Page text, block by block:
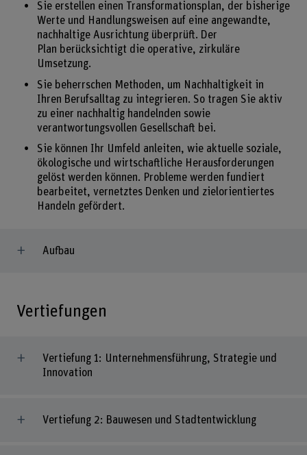
Sie erstellen einen Transformationsplan, der bisherige
Werte und Handlungsweisen auf eine angewandte,
nachhaltige Ausrichtung überprüft. Der
Plan berücksichtigt die operative, zirkuläre
Umsetzung.
Sie beherrschen Methoden, um Nachhaltigkeit in
Ihren Berufsalltag zu integrieren. So tragen Sie aktiv
zu einer nachhaltig handelnden sowie
verantwortungsvollen Gesellschaft bei.
Sie können Ihr Umfeld anleiten, wie aktuelle soziale,
ökologische und wirtschaftliche Herausforderungen
gelöst werden können. Probleme werden fundiert
bearbeitet, vernetztes Denken und zielorientiertes
Handeln gefördert.
Aufbau
Vertiefungen
Vertiefung 1: Unternehmensführung, Strategie und
Innovation
Vertiefung 2: Bauwesen und Stadtentwicklung